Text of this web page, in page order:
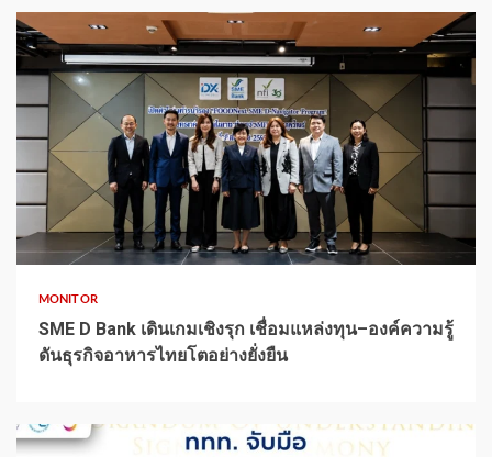
1 min read
MONITOR
SME D Bank เดินเกมเชิงรุก เชื่อมแหล่งทุน–องค์ความรู้
ดันธุรกิจอาหารไทยโตอย่างยั่งยืน